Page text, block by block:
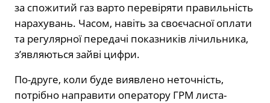
за спожитий газ варто перевіряти правильність
нарахувань. Часом, навіть за своєчасної оплати
та регулярної передачі показників лічильника,
з’являються зайві цифри.
По-друге, коли буде виявлено неточність,
потрібно направити оператору ГРМ листа-